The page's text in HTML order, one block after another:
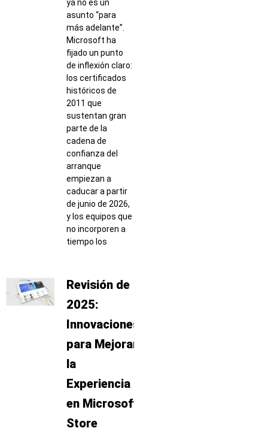
ya no es un
asunto “para
más adelante”.
Microsoft ha
fijado un punto
de inflexión claro:
los certificados
históricos de
2011 que
sustentan gran
parte de la
cadena de
confianza del
arranque
empiezan a
caducar a partir
de junio de 2026,
y los equipos que
no incorporen a
tiempo los
Revisión de
2025:
Innovaciones
para Mejorar
la
Experiencia
en Microsoft
Store